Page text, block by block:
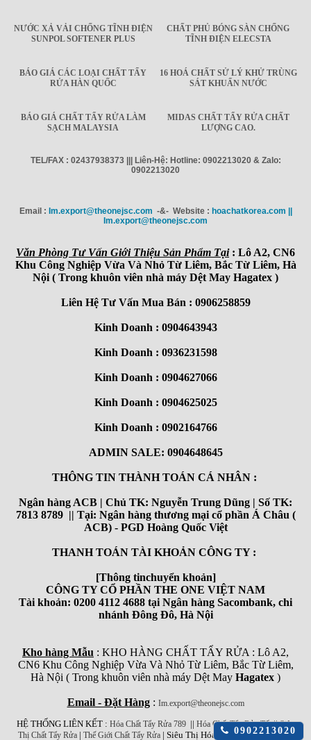
NƯỚC XẢ VẢI CHỐNG TĨNH ĐIỆN
SUNPOL SOFTENER PLUS
CHẤT PHỦ BÓNG SÀN CHỐNG
TĨNH ĐIỆN ELECSTA
BÁO GIÁ CÁC LOẠI CHẤT TẨY
RỬA HÀN QUỐC
16 HOÁ CHẤT SỬ LÝ KHỬ TRÙNG
SÁT KHUẨN NƯỚC
BÁO GIÁ CHẤT TẨY RỬA LÀM
SẠCH MALAYSIA
MIDAS CHẤT TẨY RỬA CHẤT
LƯỢNG CAO.
TEL/FAX : 02437938373 ||| Liên-Hệ: Hotline: 0902213020 & Zalo:
0902213020
Email : Im.export@theonejsc.com -&- Website : hoachatkorea.com ||
Im.export@theonejsc.com
Click
0902213020
Văn Phòng Tư Vấn Giới Thiệu Sản Phẩm Tại: Lô A2, CN6
Khu Công Nghiệp Vừa Và Nhỏ Từ Liêm, Bắc Từ Liêm, Hà
Nội ( Trong khuôn viên nhà máy Dệt May Hagatex )
Liên Hệ Tư Vấn Mua Bán : 0906258859
Kinh Doanh : 0904643943
Kinh Doanh : 0936231598
Kinh Doanh : 0904627066
Kinh Doanh : 0904625025
Kinh Doanh : 0902164766
ADMIN SALE: 0904648645
THÔNG TIN THÀNH TOÁN CÁ NHÂN :
Ngân hàng ACB | Chủ TK: Nguyễn Trung Dũng | Số TK:
7813 8789 || Tại: Ngân hàng thương mại cổ phần Á Châu (
ACB) - PGD Hoàng Quốc Việt
THANH TOÁN TÀI KHOẢN CÔNG TY :
[Thông tinchuyển khoản]
CÔNG TY CỔ PHẦN THE ONE VIỆT NAM
Tài khoản: 0200 4112 4688 tại Ngân hàng Sacombank, chi
nhánh Đông Đô, Hà Nội
Kho hàng Mẫu : KHO HÀNG CHẤT TẨY RỬA : Lô A2,
CN6 Khu Công Nghiệp Vừa Và Nhỏ Từ Liêm, Bắc Từ Liêm,
Hà Nội ( Trong khuôn viên nhà máy Dệt May Hagatex )
Email - Đặt Hàng: Im.export@theonejsc.com
HỆ THỐNG LIÊN KẾT : Hóa Chất Tẩy Rửa 789 || Hóa Chất Tẩy Rửa Tốt||Siêu
Thị Chất Tẩy Rửa | Thế Giới Chất Tẩy Rửa | Siêu Thị Hóa Chất Công Nghiệp